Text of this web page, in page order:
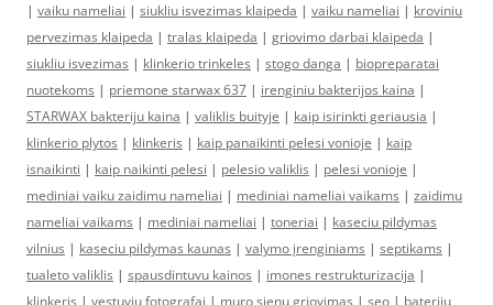
| vaiku nameliai | siukliu isvezimas klaipeda | vaiku nameliai | kroviniu
pervezimas klaipeda | tralas klaipeda | griovimo darbai klaipeda |
siukliu isvezimas | klinkerio trinkeles | stogo danga | biopreparatai
nuotekoms | priemone starwax 637 | irenginiu bakterijos kaina |
STARWAX bakteriju kaina | valiklis buityje | kaip isirinkti geriausia |
klinkerio plytos | klinkeris | kaip panaikinti pelesi vonioje | kaip
isnaikinti | kaip naikinti pelesi | pelesio valiklis | pelesi vonioje |
mediniai vaiku zaidimu nameliai | mediniai nameliai vaikams | zaidimu
nameliai vaikams | mediniai nameliai | toneriai | kaseciu pildymas
vilnius | kaseciu pildymas kaunas | valymo įrenginiams | septikams |
tualeto valiklis | spausdintuvu kainos | imones restrukturizacija |
klinkeris | vestuviu fotografai | muro sienu griovimas | seo | bateriju